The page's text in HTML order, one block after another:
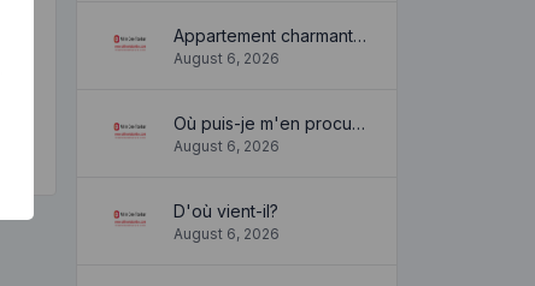
Appartement charmant et confortable
August 6, 2026
Où puis-je m'en procurer?
August 6, 2026
D'où vient-il?
August 6, 2026